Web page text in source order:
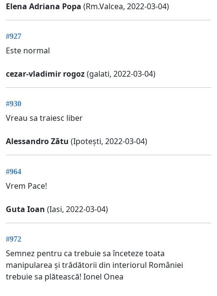
Elena Adriana Popa (Rm.Valcea, 2022-03-04)
#927
Este normal
cezar-vladimir rogoz(galati, 2022-03-04)
#930
Vreau sa traiesc liber
Alessandro Zătu (Ipotești, 2022-03-04)
#964
Vrem Pace!
Guta Ioan (Iasi, 2022-03-04)
#972
Semnez pentru ca trebuie sa înceteze toata
manipularea și trădătorii din interiorul României
trebuie sa plătească! Ionel Onea